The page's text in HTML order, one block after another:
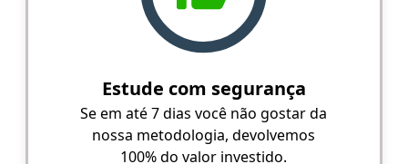
Estude com segurança
Se em até 7 dias você não gostar da
nossa metodologia, devolvemos
100% do valor investido.